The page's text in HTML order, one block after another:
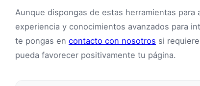
Aunque dispongas de estas herramientas
experiencia y conocimientos avanzados para
te pongas en contacto con nosotros si
pueda favorecer positivamente tu página.